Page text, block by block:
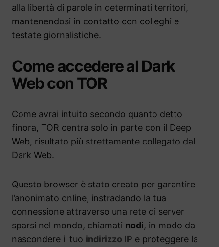
alla libertà di parole in determinati territori,
mantenendosi in contatto con colleghi e
testate giornalistiche.
Come accedere al Dark
Web con TOR
Come avrai intuito secondo quanto detto
finora, TOR centra solo in parte con il Deep
Web, risultato più strettamente collegato dal
Dark Web.
Questo browser è stato creato per garantire
l’anonimato online, instradando la tua
connessione attraverso una rete di server
sparsi nel mondo, chiamati nodi, in modo da
nascondere il tuo indirizzo IP e proteggere la